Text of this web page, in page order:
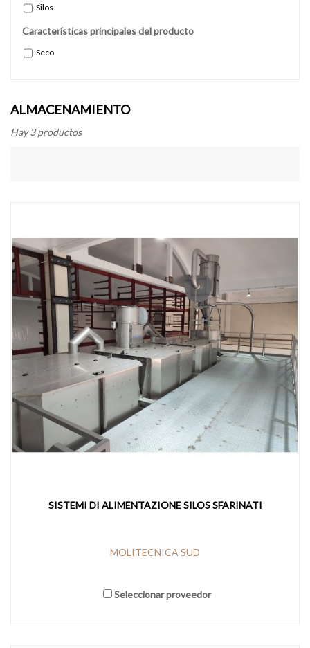
Silos
Características principales del producto
Seco
ALMACENAMIENTO
Hay 3 productos
SISTEMI DI ALIMENTAZIONE SILOS SFARINATI
MOLITECNICA SUD
Seleccionar proveedor